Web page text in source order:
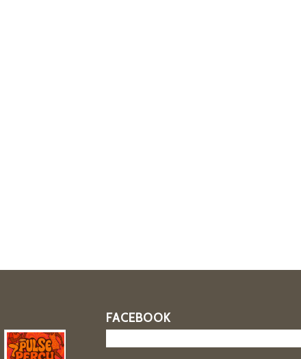
FACEBOOK